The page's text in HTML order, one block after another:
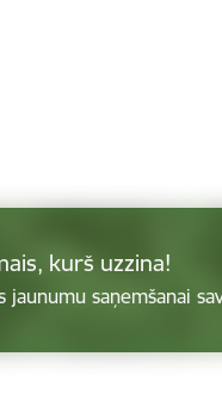
kurš uzzina!
jaunumu saņemšanai